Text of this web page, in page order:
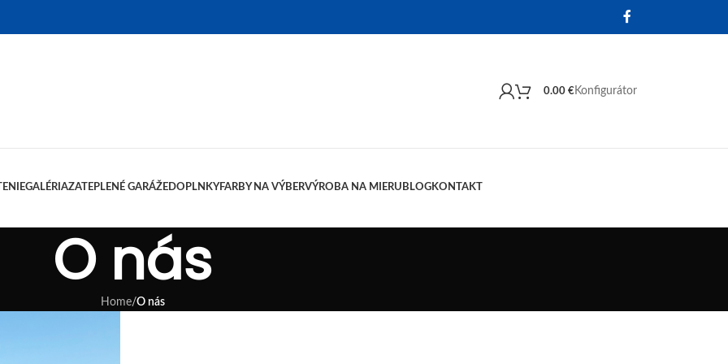
0.00 €Konfigurátor
GALÉRIAZATEPLENÉ GARÁŽEDOPLNKYFARBY NA VÝBERVÝROBA NA MIERU BLOGKONTAKT
O nás
Home/O nás